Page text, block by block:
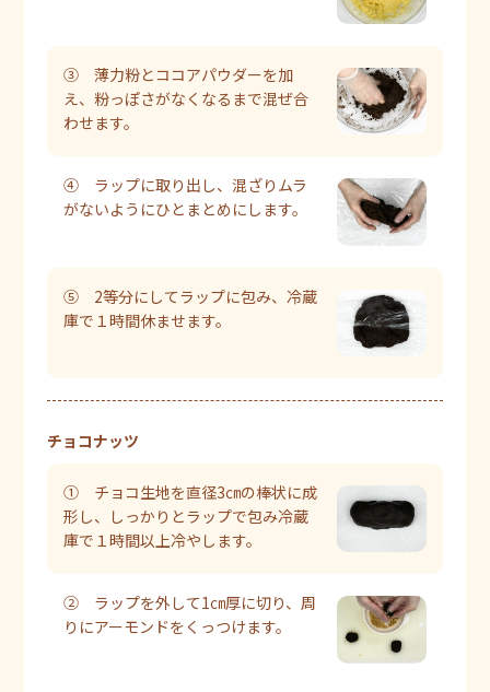
③ 薄力粉とココアパウダーを加
え、粉っぽさがなくなるまで混ぜ合
わせます。
④ ラップに取り出し、混ざりムラ
がないようにひとまとめにします。
⑤ 2等分にしてラップに包み、冷蔵
庫で１時間休ませます。
チョコナッツ
① チョコ生地を直径3㎝の棒状に成
形し、しっかりとラップで包み冷蔵
庫で１時間以上冷やします。
② ラップを外して1㎝厚に切り、周
りにアーモンドをくっつけます。